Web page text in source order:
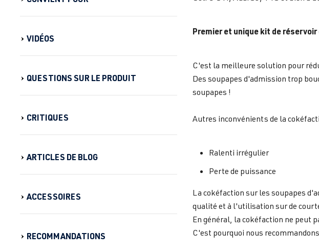
VIDÉOS
QUESTIONS SUR LE PRODUIT
CRITIQUES
ARTICLES DE BLOG
ACCESSOIRES
RECOMMANDATIONS
Premier et unique kit de
C'est la meilleure solution pour
Des soupapes d'admission trop
soupapes !
Autres inconvénients de la
Ralenti irrégulier
Perte de puissance
La cokéfaction sur les soupapes
qualité et à l'utilisation sur de
En général, la cokéfaction ne peut
C'est pourquoi nous